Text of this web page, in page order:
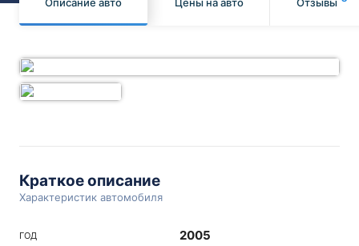
Краткое описание
Характеристик автомобиля
ГОД 2005